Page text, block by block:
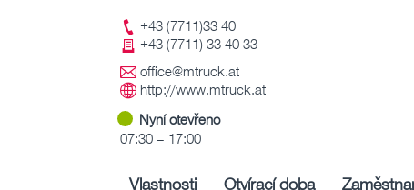
+43 (7711)33 40
+43 (7711) 33 40 33
office@mtruck.at
http://www.mtruck.at
Nyní otevřeno
07:30 – 17:00
Vlastnosti Otvírací doba